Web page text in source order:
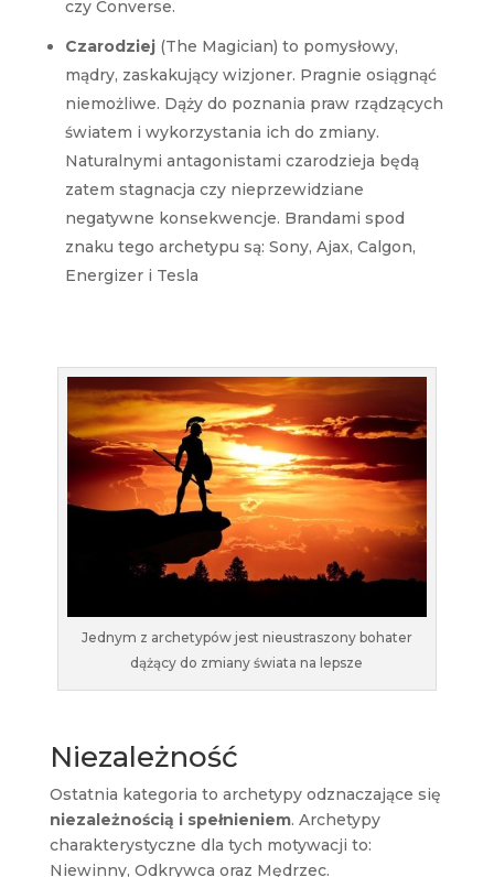
czy Converse.
Czarodziej (The Magician) to pomysłowy,
mądry, zaskakujący wizjoner. Pragnie osiągnąć
niemożliwe. Dąży do poznania praw rządzących
światem i wykorzystania ich do zmiany.
Naturalnymi antagonistami czarodzieja będą
zatem stagnacja czy nieprzewidziane
negatywne konsekwencje. Brandami spod
znaku tego archetypu są: Sony, Ajax, Calgon,
Energizer i Tesla
Jednym z archetypów jest nieustraszony bohater
dążący do zmiany świata na lepsze
Niezależność
Ostatnia kategoria to archetypy odznaczające się
niezależnością i spełnieniem. Archetypy
charakterystyczne dla tych motywacji to:
Niewinny, Odkrywca oraz Mędrzec.